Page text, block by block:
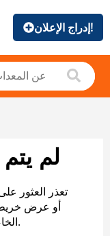
إدراج الإعلان!
لم
تعذر العثور
الخاصة بنا لمساعدتك في العثور على ما تريد.